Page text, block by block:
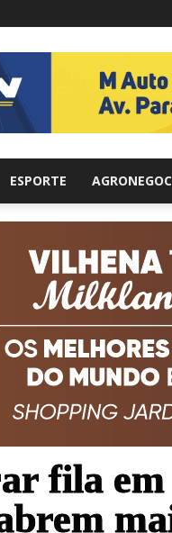
ESPORTE
fila em